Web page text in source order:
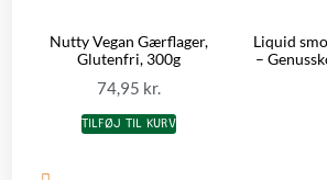
Nutty Vegan Gærflager,
Glutenfri, 300g
74,95 kr.
TILFØJ TIL KURV
Liquid
–